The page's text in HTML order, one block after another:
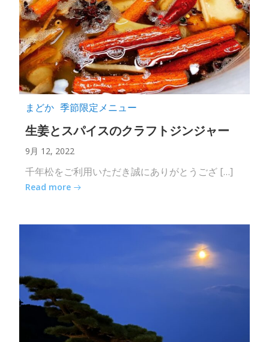
まどか 季節限定メニュー
生姜とスパイスのクラフトジンジャー
9月 12, 2022
千年松をご利用いただき誠にありがとうござ […]
Read more